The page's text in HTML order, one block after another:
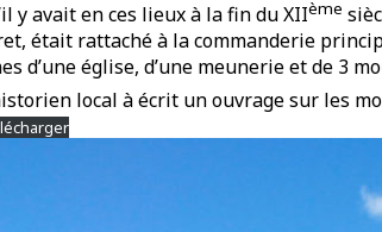
y avait en ces lieux à la fin du XIIème
était rattaché à la commanderie
d’une église, d’une meunerie et de 3
local à écrit un ouvrage sur les